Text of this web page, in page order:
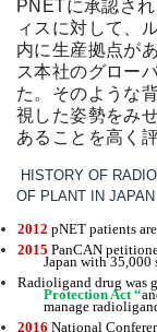
PNETに承認さ
ィスに対して、
内に生産拠点が
ス本社のグロー
た。そのような
視した姿勢をみ
あることを高く
HISTORY OF
OF PLANT IN JAPAN
2012 pNET patients
2015 PanCAN
Japan with 35,000
Radioligand drug was
Protection Act “
manage
2016 National